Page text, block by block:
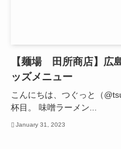
【麺場 田所商店】広
ッズメニュー
こんにちは、つぐっと（
杯目。 味噌ラーメン...
January 31, 2023